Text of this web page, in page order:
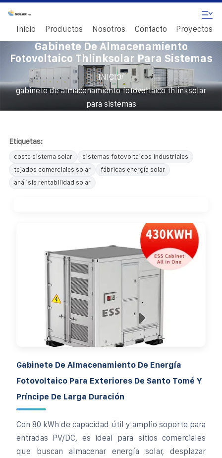
Inicio Productos Nosotros Contacto Proyectos
Gabinete De Almacenamiento
Fotovoltaico Thlinksolar Para Sistemas
INICIO/
gabinete de almacenamiento fotovoltaico thlinksolar
para sistemas
Etiquetas:
coste sistema solar
sistemas fotovoltaicos industriales
tejados comerciales solar
fábricas energía solar
análisis rentabilidad solar
Gabinete De Almacenamiento De Energía
Fotovoltaico Para Exteriores De Santo Tomé Y
Príncipe De Larga Duración
Con 80 kWh de capacidad útil y amplio soporte para
entradas PV/DC, es ideal para sitios comerciales
que buscan almacenar energía solar, desplazar